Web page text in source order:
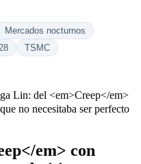
Mercados nocturnos
TSMC
Lin: del <em>Creep</em>
no necesitaba ser perfecto
em> con